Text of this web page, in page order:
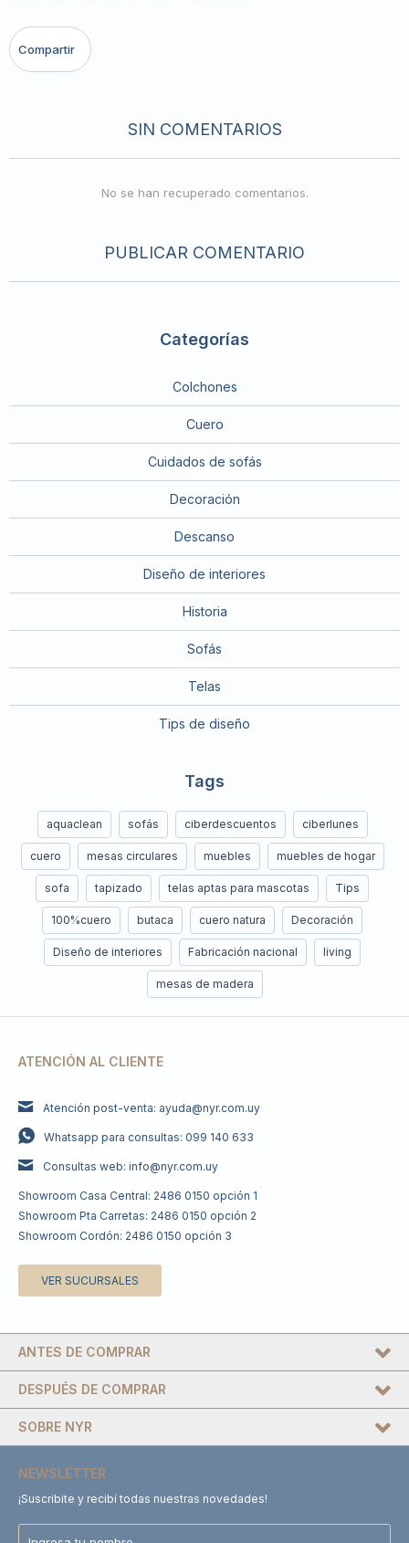
SIN COMENTARIOS
No se han recuperado comentarios.
PUBLICAR COMENTARIO
Categorías
Colchones
Cuero
Cuidados de sofás
Decoración
Descanso
Diseño de interiores
Historia
Sofás
Telas
Tips de diseño
Tags
aquaclean sofás ciberdescuentos ciberlunes
cuero mesas circulares muebles muebles de hogar
sofa tapizado telas aptas para mascotas Tips
100%cuero butaca cuero natura Decoración
Diseño de interiores Fabricación nacional living
mesas de madera
ATENCIÓN AL CLIENTE
Atención post-venta: ayuda@nyr.com.uy
Whatsapp para consultas: 099 140 633
Consultas web: info@nyr.com.uy
Showroom Casa Central: 2486 0150 opción 1
Showroom Pta Carretas: 2486 0150 opción 2
Showroom Cordón: 2486 0150 opción 3
VER SUCURSALES
DESPUÉS DE COMPRAR
SOBRE NYR
ANTES DE COMPRAR
NEWSLETTER
¡Suscribite y recibí todas nuestras novedades!